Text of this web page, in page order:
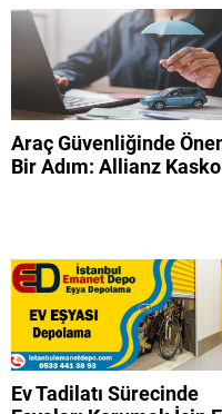
Araç Güvenliğinde
Bir Adım: Allianz Kasko
Ev Tadilatı Sürecinde